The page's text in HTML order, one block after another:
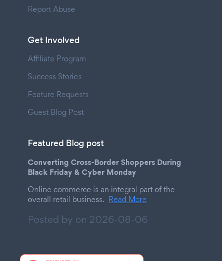
Report Abuse
Get Involved
Affiliate Program
Success Stories
Feature Requests
Guest Blog Post
Featured Blog post
Converting Cross-Border Shoppers During
Black Friday & Cyber Monday
Online commerce is an integral part of the
overall retail business. Read More
Posted by on 2026-08-06